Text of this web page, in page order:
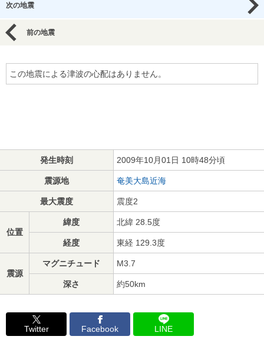
次の地震
前の地震
この地震による津波の心配はありません。
発生時刻 2009年10月01日 10時48分頃
震源地 奄美大島近海
最大震度 震度2
位置
緯度 北緯 28.5度
経度 東経 129.3度
震源
マグニチュード M3.7
深さ 約50km
Twitter Facebook LINE